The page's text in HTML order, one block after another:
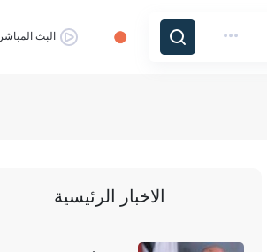
البث المباشر
الاخبار الرئيسية